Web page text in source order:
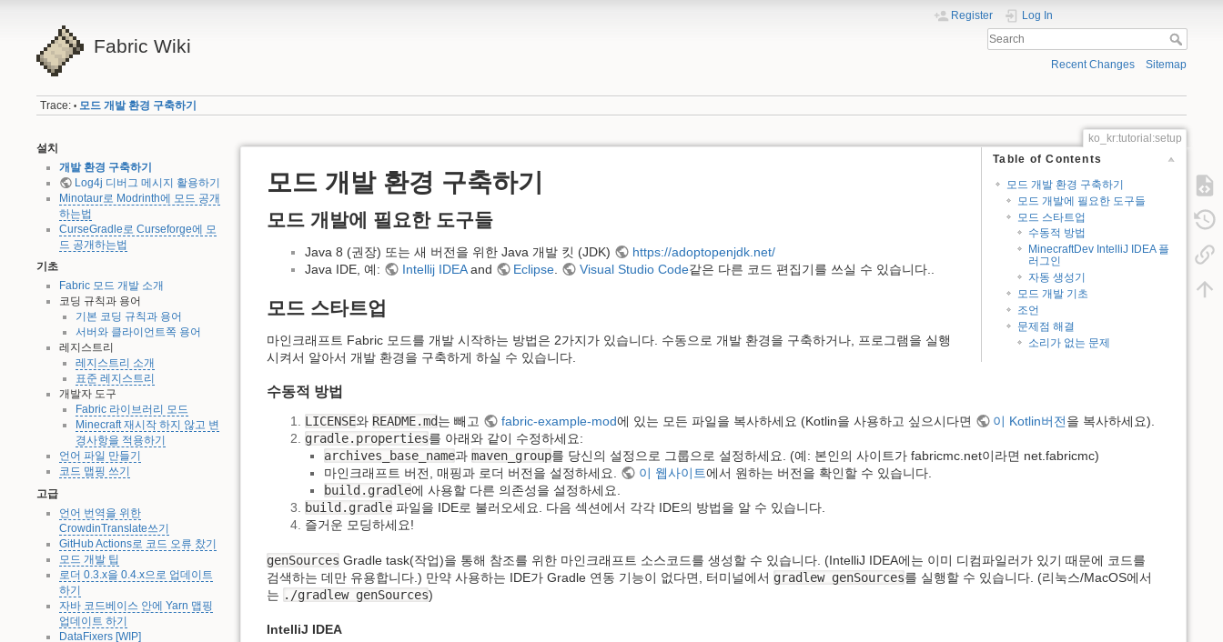
Fabric Wiki
Register Log In
Recent Changes Sitemap
Trace: • 모드 개발 환경 구축하기
설치
개발 환경 구축하기
Log4j 디버그 메시지 활용하기
Minotaur로 Modrinth에 모드 공개
하는법
CurseGradle로 Curseforge에 모
드 공개하는법
기초
Fabric 모드 개발 소개
코딩 규칙과 용어
기본 코딩 규칙과 용어
서버와 클라이언트쪽 용어
레지스트리
레지스트리 소개
표준 레지스트리
개발자 도구
Fabric 라이브러리 모드
Minecraft 재시작 하지 않고 변
경사항을 적용하기
언어 파일 만들기
코드 맵핑 쓰기
고급
언어 번역을 위한
CrowdinTranslate쓰기
GitHub Actions로 코드 오류 찼기
모드 개발 팁
로더 0.3.x을 0.4.x으로 업데이트
하기
자바 코드베이스 안에 Yarn 맵핑
업데이트 하기
DataFixers [WIP]
ko_kr:tutorial:setup
Table of Contents
모드 개발 환경 구축하기
모드 개발에 필요한 도구들
모드 스타트업
수동적 방법
MinecraftDev IntelliJ IDEA 플
러그인
자동 생성기
모드 개발 기초
조언
문제점 해결
소리가 없는 문제
모드 개발 환경 구축하기
모드 개발에 필요한 도구들
Java 8 (권장) 또는 새 버전을 위한 Java 개발 킷 (JDK)
https://adoptopenjdk.net/
Java IDE, 예:
Intellij IDEAand Eclipse Visual Studio Code같은 다른 코드 편집기를 쓰실 수 있습니다..
모드 스타트업
마인크래프트 Fabric 모드를 개발 시작하는 방법은 2가지가 있습니다. 수동으로 개발 환경을 구축하거나, 프로그램을 실행
시켜서 알아서 개발 환경을 구축하게 하실 수 있습니다.
수동적 방법
LICENSE와 README.md는 빼고 fabric-example-mod에 있는 모든 파일을 복사하세요 (Kotlin을 사용하고 싶으시다면 이 Kotlin버전을 복사하세요).
gradle.properties를 아래와 같이 수정하세요:
archives_base_name과 maven_group를 당신의 설정으로 그룹으로 설정하세요. (예: 본인의 사이트가 fabricmc.net이라면 net.fabricmc)
마인크래프트 버전, 매핑과 로더 버전을 설정하세요.
이 웹사이트에서 원하는 버전을 확인할 수 있습니다.
build.gradle에 사용할 다른 의존성을 설정하세요.
build.gradle 파일을 IDE로 불러오세요. 다음 섹션에서 각각 IDE의 방법을 알 수 있습니다.
즐거운 모딩하세요!
genSources Gradle task(작업)을 통해 참조를 위한 마인크래프트 소스코드를 생성할 수 있습니다. (IntelliJ IDEA에는 이미 디컴파일러가 있기 때문에 코드를
검색하는 데만 유용합니다.) 만약 사용하는 IDE가 Gradle 연동 기능이 없다면, 터미널에서 gradlew genSources를 실행할 수 있습니다. (리눅스/MacOS에서
는 ./gradlew genSources)
IntelliJ IDEA